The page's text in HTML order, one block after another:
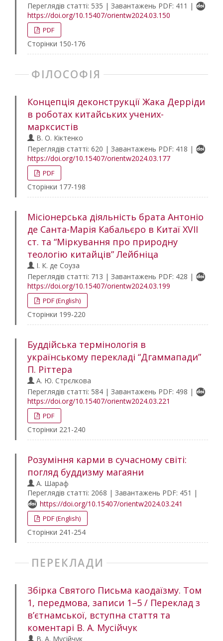
Переглядів статті: 535 | Завантажень PDF: 411 |
https://doi.org/10.15407/orientw2024.03.150
PDF
Сторінки 150-176
ФІЛОСОФІЯ
Концепція деконструкції Жака Дерріди
в роботах китайських учених-
марксистів
В. О. Кіктенко
Переглядів статті: 620 | Завантажень PDF: 418 |
https://doi.org/10.15407/orientw2024.03.177
PDF
Сторінки 177-198
Місіонерська діяльність брата Антоніо
де Санта-Марія Кабальєро в Китаї XVII
ст. та “Міркування про природну
теологію китайців” Лейбніца
І. К. де Соуза
Переглядів статті: 713 | Завантажень PDF: 428 |
https://doi.org/10.15407/orientw2024.03.199
PDF (English)
Сторінки 199-220
Буддійська термінологія в
українському перекладі “Дгаммапади”
П. Ріттера
А. Ю. Стрєлкова
Переглядів статті: 584 | Завантажень PDF: 498 |
https://doi.org/10.15407/orientw2024.03.221
PDF
Сторінки 221-240
Розуміння карми в сучасному світі:
погляд буддизму магаяни
А. Шараф
Переглядів статті: 2068 | Завантажень PDF: 451 |
https://doi.org/10.15407/orientw2024.03.241
PDF (English)
Сторінки 241-254
ПЕРЕКЛАДИ
Збірка Святого Письма каодаїзму. Том
1, передмова, записи 1–5 / Переклад з
в’єтнамської, вступна стаття та
коментарі В. А. Мусійчук
В. А. Мусійчук